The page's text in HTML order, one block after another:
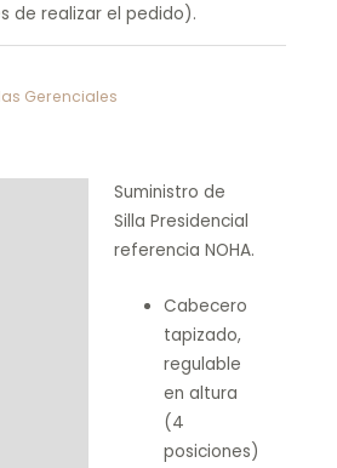
de realizar el pedido).
Gerenciales
Suministro de
Silla Presidencial
referencia NOHA.
Cabecero
tapizado,
regulable
en altura
(4
posiciones)